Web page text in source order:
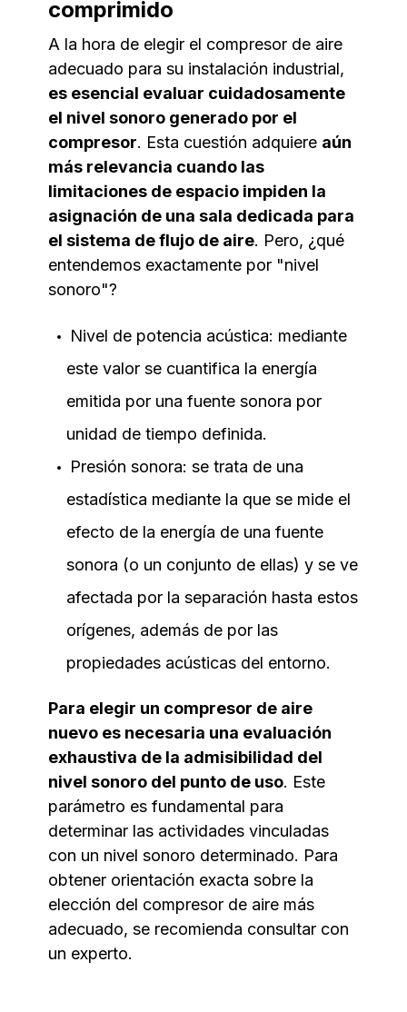
comprimido
A la hora de elegir el compresor de aire
adecuado para su instalación industrial,
es esencial evaluar cuidadosamente
el nivel sonoro generado por el
compresor. Esta cuestión adquiere aún
más relevancia cuando las
limitaciones de espacio impiden la
asignación de una sala dedicada para
el sistema de flujo de aire. Pero, ¿qué
entendemos exactamente por "nivel
sonoro"?
Nivel de potencia acústica: mediante
este valor se cuantifica la energía
emitida por una fuente sonora por
unidad de tiempo definida.
Presión sonora: se trata de una
estadística mediante la que se mide el
efecto de la energía de una fuente
sonora (o un conjunto de ellas) y se ve
afectada por la separación hasta estos
orígenes, además de por las
propiedades acústicas del entorno.
Para elegir un compresor de aire
nuevo es necesaria una evaluación
exhaustiva de la admisibilidad del
nivel sonoro del punto de uso. Este
parámetro es fundamental para
determinar las actividades vinculadas
con un nivel sonoro determinado. Para
obtener orientación exacta sobre la
elección del compresor de aire más
adecuado, se recomienda consultar con
un experto.